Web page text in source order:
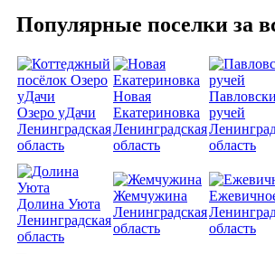
Популярные поселки за
Озеро уДачи
Ленинградская
область
Новая
Екатериновка
Ленинградская
область
ручей
область
Долина Уюта
Ленинградская
область
Жемчужина
Ленинградская
область
область